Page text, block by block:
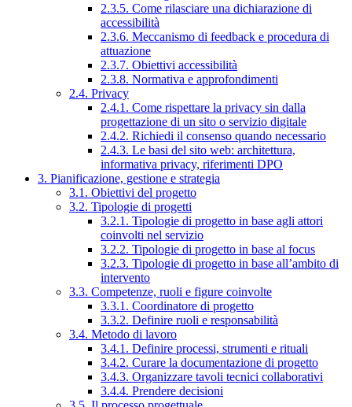
2.3.5. Come rilasciare una dichiarazione di
accessibilità
2.3.6. Meccanismo di feedback e procedura di
attuazione
2.3.7. Obiettivi accessibilità
2.3.8. Normativa e approfondimenti
2.4. Privacy
2.4.1. Come rispettare la privacy sin dalla
progettazione di un sito o servizio digitale
2.4.2. Richiedi il consenso quando necessario
2.4.3. Le basi del sito web: architettura,
informativa privacy, riferimenti DPO
3. Pianificazione, gestione e strategia
3.1. Obiettivi del progetto
3.2. Tipologie di progetti
3.2.1. Tipologie di progetto in base agli attori
coinvolti nel servizio
3.2.2. Tipologie di progetto in base al focus
3.2.3. Tipologie di progetto in base all’ambito di
intervento
3.3. Competenze, ruoli e figure coinvolte
3.3.1. Coordinatore di progetto
3.3.2. Definire ruoli e responsabilità
3.4. Metodo di lavoro
3.4.1. Definire processi, strumenti e rituali
3.4.2. Curare la documentazione di progetto
3.4.3. Organizzare tavoli tecnici collaborativi
3.4.4. Prendere decisioni